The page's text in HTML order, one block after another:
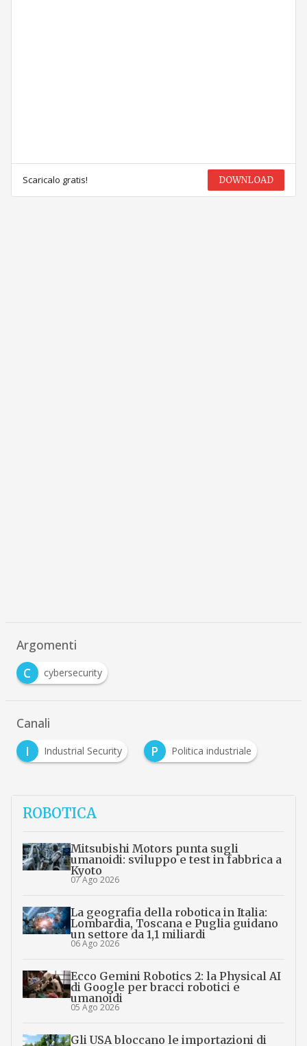
Scaricalo gratis! DOWNLOAD
Argomenti
C
cybersecurity
Canali
I
Industrial Security P Politica industriale
ROBOTICA
Mitsubishi Motors punta sugli
umanoidi: sviluppo e test in fabbrica a
Kyoto
07 Ago 2026
La geografia della robotica in Italia:
Lombardia, Toscana e Puglia guidano
un settore da 1,1 miliardi
06 Ago 2026
Ecco Gemini Robotics 2: la Physical AI
di Google per bracci robotici e
umanoidi
05 Ago 2026
Gli USA bloccano le importazioni di